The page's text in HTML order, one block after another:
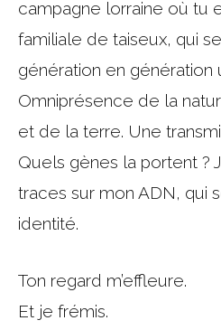
campagne lorraine où tu
familiale de taiseux, qui
génération en
Omniprésence de la
et de la terre. Une
Quels gènes la portent ?
traces sur mon ADN, qui
identité.
Ton regard m’effleure.
Et je frémis.